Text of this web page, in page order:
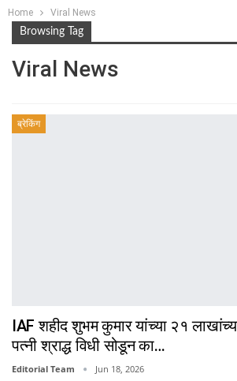
Home
Viral News
Browsing Tag
Viral News
ब्रेकिंग
IAF शहीद शुभम कुमार यांच्या २१
पत्नी श्राद्ध विधी सोडून का…
Editorial Team Jun 18, 2026